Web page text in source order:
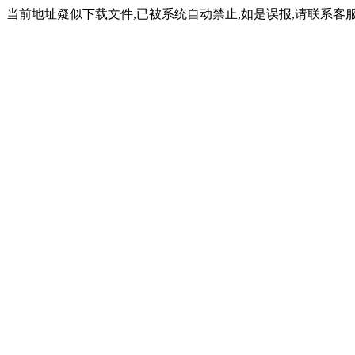
当前地址疑似下载文件,已被系统自动禁止,如是误报,请联系客